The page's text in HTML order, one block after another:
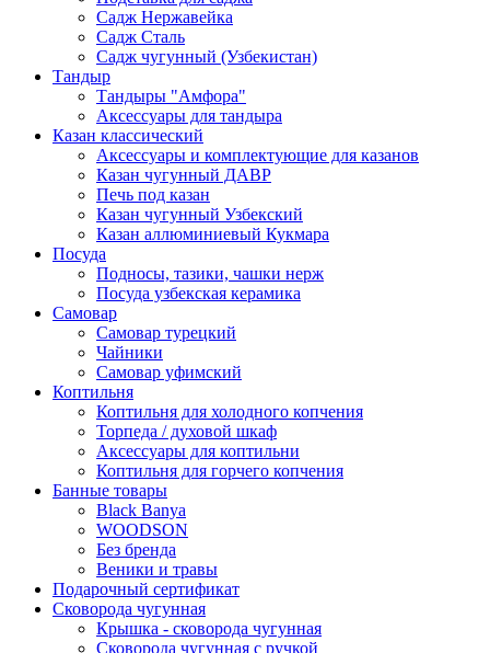
Садж Нержавейка
Садж Сталь
Садж чугунный (Узбекистан)
Тандыр
Тандыры "Амфора"
Аксессуары для тандыра
Казан классический
Аксессуары и комплектующие для казанов
Казан чугунный ДАВР
Печь под казан
Казан чугунный Узбекский
Казан аллюминиевый Кукмара
Посуда
Подносы, тазики, чашки нерж
Посуда узбекская керамика
Самовар
Самовар турецкий
Чайники
Самовар уфимский
Коптильня
Коптильня для холодного копчения
Торпеда / духовой шкаф
Аксессуары для коптильни
Коптильня для горчего копчения
Банные товары
Black Banya
WOODSON
Без бренда
Веники и травы
Подарочный сертификат
Сковорода чугунная
Крышка - сковорода чугунная
Сковорода чугунная с ручкой